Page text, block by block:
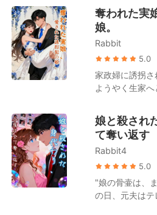
なら、いいで
酷な望み、私が
が発生し、私
が同時に救急搬送
たように幼馴染
かつ切迫した口
気味だ！先月一
ていない……！」 処置にあたっていた
師が、彼を引
り、血まみれ
然と首を横に
い」 その瞬間、私は悟った。彼は健忘症な
どではない。む
貴重な記憶の
ために捧げていた
彼は、ただ見
ナイフを突きつ
似したと主張す
ナが飢えた犬の
を。 それが私
っていたはず
潰すために喉
部下たちにドア
ちに囲まれ、
話でさえ、彼は一方
られ、死ぬため
二階の窓から身
体もボロボロに
婚証が偽物だ
海外で「本命
当の妻は別にい
って初めて気づ
り」としての彼
なくなっていた
も、見つけた
た。
奪われた実
娘。
Rabbit
5.0
家政婦に誘拐さ
ようやく生家へと帰還
とか自身の婚
話していることを知る。
婦を刑務所へ
た。 ところが、実の親と婚約者は彼女に暴
言を浴びせ、養
庇うのだった。 ――それならばもう、こん
な家は要らない
娘と殺され
て奪い返す
Rabbit4
5.0
"娘の骨壷は、
の日、元夫はテ